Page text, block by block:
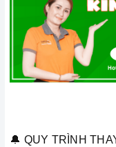
🔔 QUY TRÌNH